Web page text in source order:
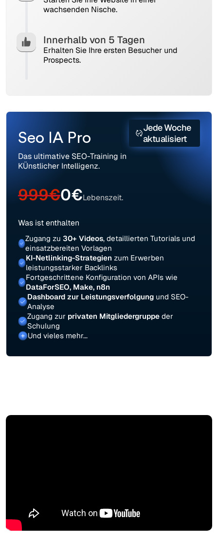
wachsenden Nische.
Innerhalb von 5 Tagen
Erhalten Sie Ihre ersten Besucher und
Prospects.
Seo IA Pro
Das ultimative SEO-Training in
KÜnstlicher Intelligenz.
Jede Woche
aktualisiert
999€0€Lebenszeit.
Was ist enthalten
Zugang zu 30+ Videos, detaillierten Tutorials und
einsatzbereiten Vorlagen
KI-Netlinking-Strategien zum Erwerben
leistungsstarker Backlinks
Fortgeschrittene Konfiguration von APIs wie
DataForSEO, Make, n8n
Dashboard zur Leistungsverfolgungund SEO-
Analyse
Zugang zur privaten Mitgliedergruppe der
Schulung
Und vieles mehr...